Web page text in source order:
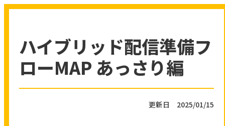
ハイブリッド配信準備フ
ローMAP あっさり編
更新日 2025/01/15